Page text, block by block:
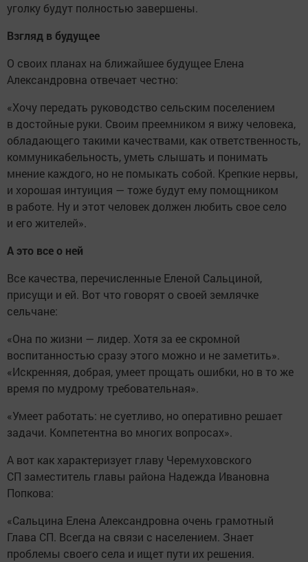
уголку будут полностью завершены.
Взгляд в будущее
О своих планах на ближайшее будущее Елена
Александровна отвечает честно:
«Хочу передать руководство сельским поселением
в достойные руки. Своим преемником я вижу человека,
обладающего такими качествами, как ответственность,
коммуникабельность, уметь слышать и понимать
мнение каждого, но не помыкать собой. Крепкие нервы,
и хорошая интуиция — тоже будут ему помощником
в работе. Ну и этот человек должен любить свое село
и его жителей».
А это все о ней
Все качества, перечисленные Еленой Сальциной,
присущи и ей. Вот что говорят о своей землячке
сельчане:
«Она по жизни — лидер. Хотя за ее скромной
воспитанностью сразу этого можно и не заметить».
«Искренняя, добрая, умеет прощать ошибки, но в то же
время по мудрому требовательная».
«Умеет работать: не суетливо, но оперативно решает
задачи. Компетентна во многих вопросах».
А вот как характеризует главу Черемуховского
СП заместитель главы района Надежда Ивановна
Попкова:
«Сальцина Елена Александровна очень грамотный
Глава СП. Всегда на связи с населением. Знает
проблемы своего села и ищет пути их решения.